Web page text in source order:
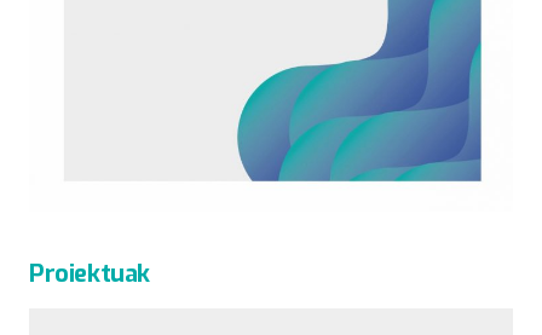
Proiektuak